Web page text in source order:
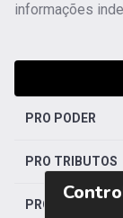
informações
PRO PODER
PRO TRIBUTOS
PRO